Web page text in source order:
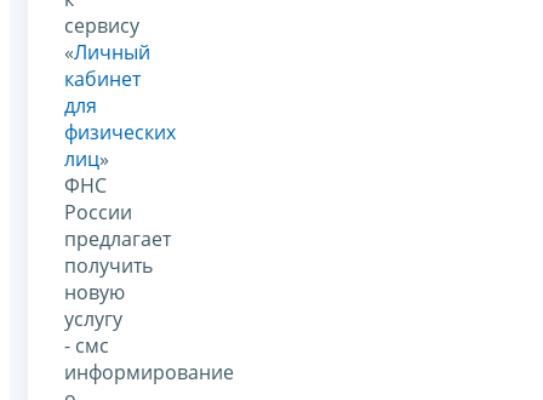
сервису
«Личный
кабинет
для
физических
лиц»
ФНС
России
предлагает
получить
новую
услугу
- смс
информирование